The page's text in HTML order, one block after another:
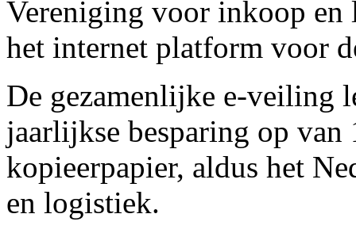
Vereniging voor inkoop
het internet platform voor
De gezamenlijke e-veiling
jaarlijkse besparing op
kopieerpapier, aldus het
en logistiek.